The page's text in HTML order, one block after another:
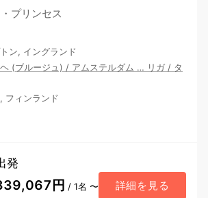
プリンセス
ン, イングランド
(ブルージュ) / アムステルダム … リガ / タ
フィンランド
発
円 / 1名 〜 詳細を見る